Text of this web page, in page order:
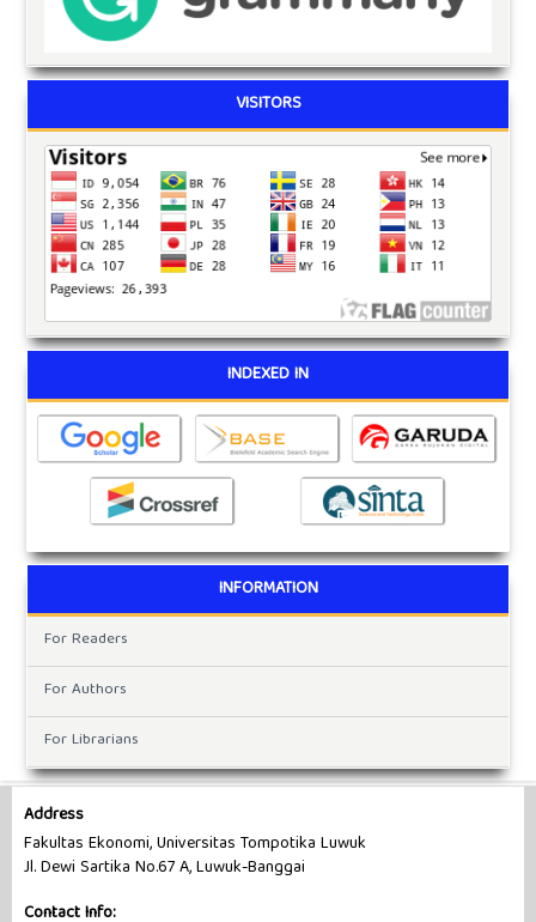
VISITORS
INDEXED IN
INFORMATION
For Readers
For Authors
For Librarians
Address
Fakultas Ekonomi, Universitas Tompotika Luwuk
Jl. Dewi Sartika No.67 A, Luwuk-Banggai
Contact Info: